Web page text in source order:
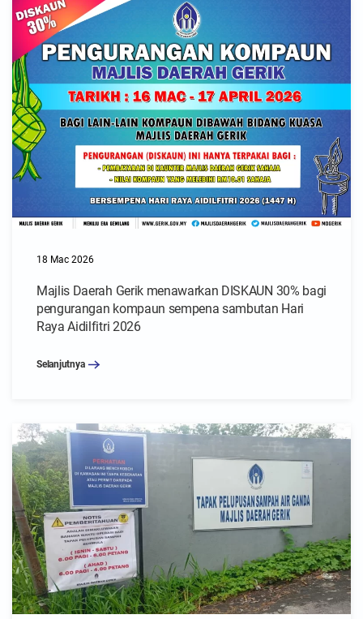
18 Mac 2026
Majlis Daerah Gerik menawarkan DISKAUN 30% bagi
pengurangan kompaun sempena sambutan Hari
Raya Aidilfitri 2026
Selanjutnya